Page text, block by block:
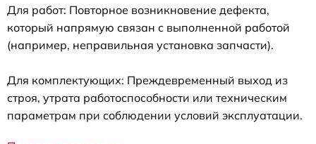
Для работ: Повторное возникновение дефекта,
который напрямую связан с выполненной работой
(например, неправильная установка запчасти).
Для комплектующих: Преждевременный выход из
строя, утрата работоспособности или техническим
параметрам при соблюдении условий эксплуатации.